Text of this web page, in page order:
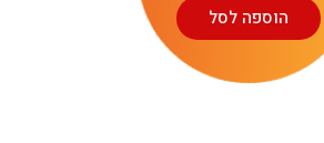
הוספה לסל